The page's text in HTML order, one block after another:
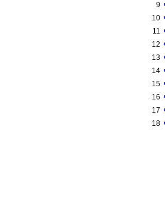
9
10
11
12
13
14
15
16
17
18